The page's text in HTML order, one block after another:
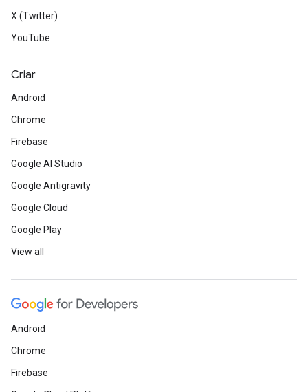
X (Twitter)
YouTube
Criar
Android
Chrome
Firebase
Google AI Studio
Google Antigravity
Google Cloud
Google Play
View all
Android
Chrome
Firebase